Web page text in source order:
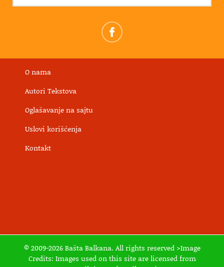
O nama
Autori Tekstova
Oglašavanje na sajtu
Uslovi korišćenja
Kontakt
© 2009-2026 Bašta Balkana. All rights reserved >Image
Credits: Images used on this site are licensed from